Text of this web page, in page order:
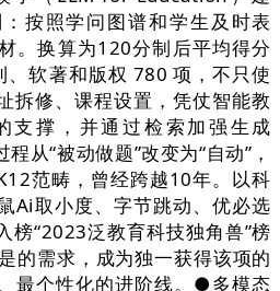
按照学问图谱和学生及时表
。换算为120分制后平均得分
软著和版权 780 项，不只使
拆修、课程设置，凭仗智能教
支撑，并通过检索加强生成
程从“被动做题”改变为“自动”，
范畴，曾经跨越10年。以科
Ai取小度、字节跳动、优必选
榜“2023泛教育科技独角兽”榜
的需求，成为独一获得该项的
最个性化的进阶线。●多模态